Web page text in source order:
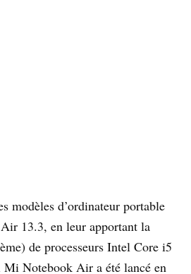
modèles d’ordinateur portable
13.3, en leur apportant la
de processeurs Intel Core i5
Notebook Air a été lancé en